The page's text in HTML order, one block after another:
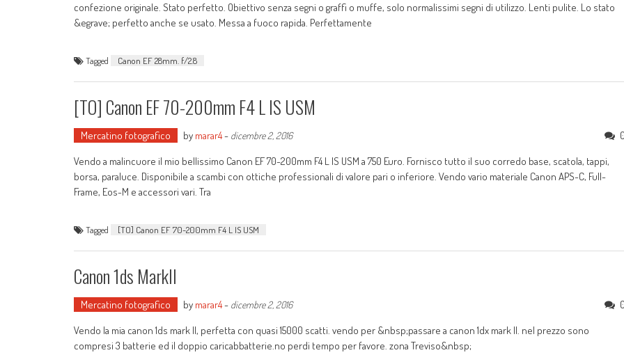
confezione originale. Stato perfetto. Obiettivo senza segni o graffi o muffe, solo normalissimi segni di utilizzo. Lenti pulite. Lo stato
&egrave; perfetto anche se usato. Messa a fuoco rapida. Perfettamente
Tagged Canon EF 28mm. f/2.8
[TO] Canon EF 70-200mm F4 L IS USM
Mercatino fotografico by marar4- dicembre 2, 2016
Vendo a malincuore il mio bellissimo Canon EF 70-200mm F4 L IS USM a 750 Euro. Fornisco tutto il suo corredo base, scatola, tappi,
borsa, paraluce. Disponibile a scambi con ottiche professionali di valore pari o inferiore. Vendo vario materiale Canon APS-C, Full-
Frame, Eos-M e accessori vari. Tra
Tagged [TO] Canon EF 70-200mm F4 L IS USM
Canon 1ds MarkII
Mercatino fotografico by marar4- dicembre 2, 2016
Vendo la mia canon 1ds mark II, perfetta con quasi 15000 scatti. vendo per &nbsp;passare a canon 1dx mark II. nel prezzo sono
compresi 3 batterie ed il doppio caricabbatterie.no perdi tempo per favore. zona Treviso&nbsp;